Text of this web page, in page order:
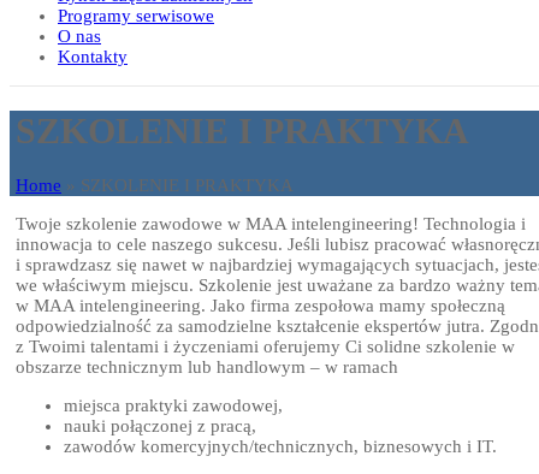
Programy serwisowe
O nas
Kontakty
SZKOLENIE I PRAKTYKA
Home » SZKOLENIE I PRAKTYKA
Twoje szkolenie zawodowe w MAA intelengineering! Technologia i
innowacja to cele naszego sukcesu. Jeśli lubisz pracować
i sprawdzasz się nawet w najbardziej wymagających sytuacjach,
we właściwym miejscu. Szkolenie jest uważane za bardzo ważny
w MAA intelengineering. Jako firma zespołowa mamy społeczną
odpowiedzialność za samodzielne kształcenie ekspertów jutra.
z Twoimi talentami i życzeniami oferujemy Ci solidne szkolenie w
obszarze technicznym lub handlowym – w ramach
miejsca praktyki zawodowej,
nauki połączonej z pracą,
zawodów komercyjnych/technicznych, biznesowych i IT.